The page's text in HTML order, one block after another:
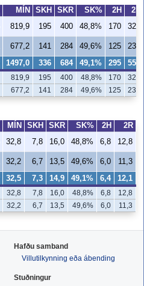
MÍN SKH SKR SK% 2H
2R
819,9 195 400 48,8% 170
321
677,2 141 284 49,6% 125 237
1497,0 336 684 49,1% 295 558
819,9 195 400 48,8% 170
321
677,2 141 284 49,6% 125 237
MÍN SKH SKR SK% 2H
2R
32,8 7,8 16,0 48,8% 6,8 12,8
32,2 6,7 13,5 49,6% 6,0 11,3
32,5 7,3 14,9 49,1% 6,4 12,1
32,8 7,8 16,0 48,8% 6,8 12,8
32,2 6,7 13,5 49,6% 6,0 11,3
Hafðu samband
Villutilkynning eða ábending
Stuðningur